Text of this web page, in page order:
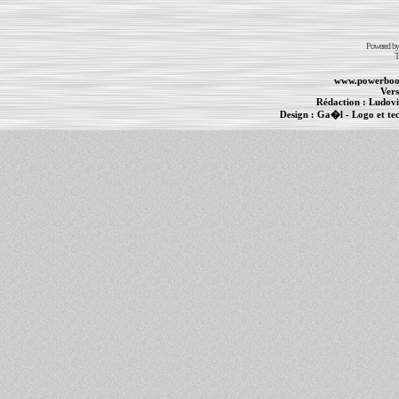
Powered
Rédaction :
Design : Ga�l- Logo et
MacBook Pro -